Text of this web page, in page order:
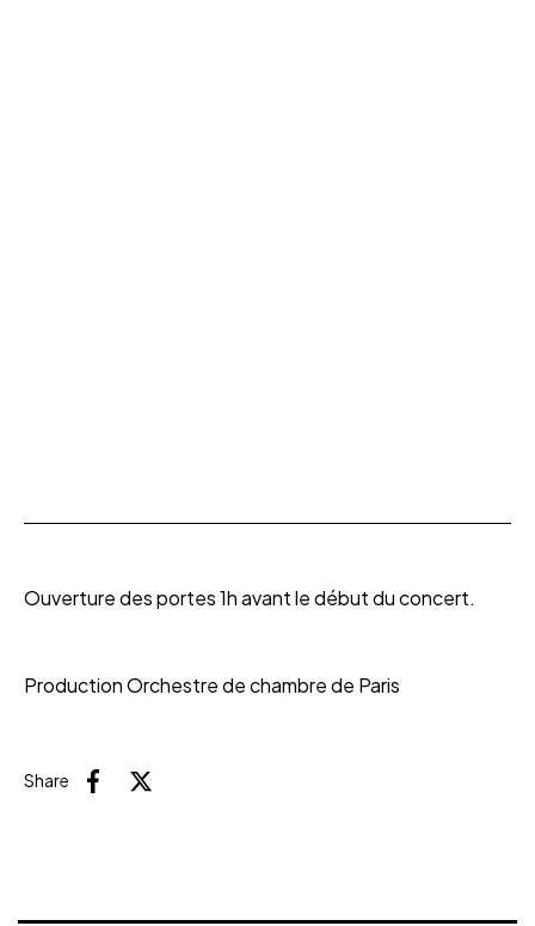
Ouverture des portes 1h avant le début du concert.
Production Orchestre de chambre de Paris
Share FacebookX (Twitter)